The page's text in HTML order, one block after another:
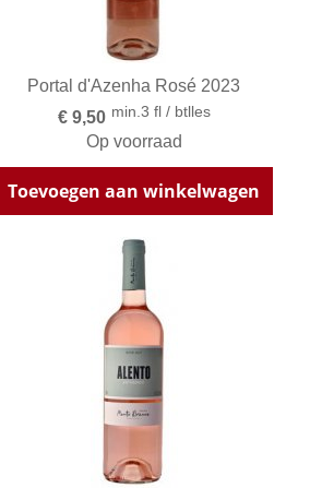
Portal d'Azenha Rosé 2023
€ 9,50 min.3 fl / btlles
Op voorraad
Toevoegen aan winkelwagen